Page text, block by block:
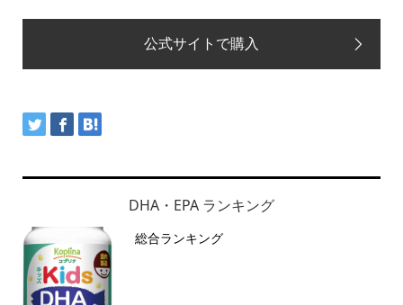
公式サイトで購入
DHA・EPA ランキング
総合ランキング